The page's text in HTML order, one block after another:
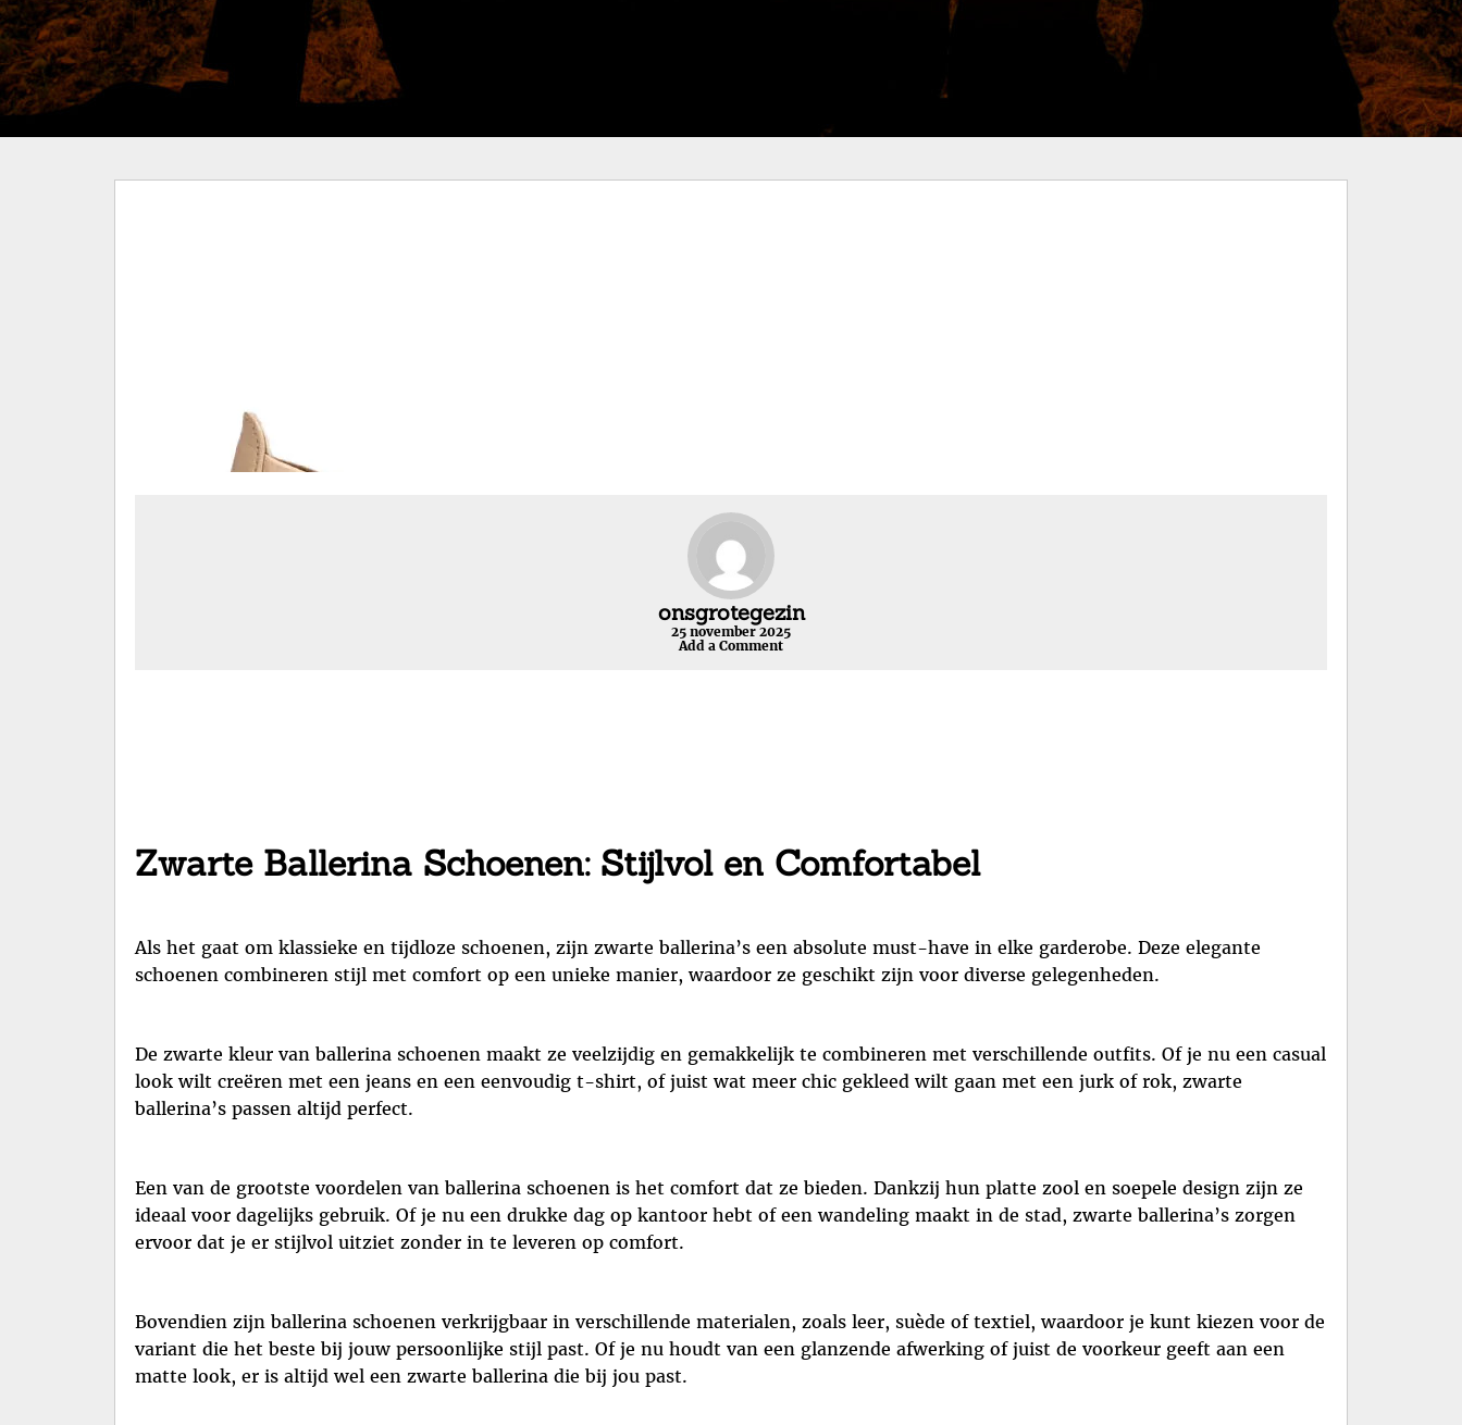
onsgrotegezin
25 november 2025
Add a Comment
Zwarte Ballerina Schoenen: Stijlvol en Comfortabel
Als het gaat om klassieke en tijdloze schoenen, zijn zwarte ballerina’s een absolute must-have in elke garderobe. Deze elegante
schoenen combineren stijl met comfort op een unieke manier, waardoor ze geschikt zijn voor diverse gelegenheden.
De zwarte kleur van ballerina schoenen maakt ze veelzijdig en gemakkelijk te combineren met verschillende outfits. Of je nu een casual
look wilt creëren met een jeans en een eenvoudig t-shirt, of juist wat meer chic gekleed wilt gaan met een jurk of rok, zwarte
ballerina’s passen altijd perfect.
Een van de grootste voordelen van ballerina schoenen is het comfort dat ze bieden. Dankzij hun platte zool en soepele design zijn ze
ideaal voor dagelijks gebruik. Of je nu een drukke dag op kantoor hebt of een wandeling maakt in de stad, zwarte ballerina’s zorgen
ervoor dat je er stijlvol uitziet zonder in te leveren op comfort.
Bovendien zijn ballerina schoenen verkrijgbaar in verschillende materialen, zoals leer, suède of textiel, waardoor je kunt kiezen voor de
variant die het beste bij jouw persoonlijke stijl past. Of je nu houdt van een glanzende afwerking of juist de voorkeur geeft aan een
matte look, er is altijd wel een zwarte ballerina die bij jou past.